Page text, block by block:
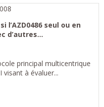
l’AZD0486 seul ou en
d’autres...
principal multicentrique
à évaluer...